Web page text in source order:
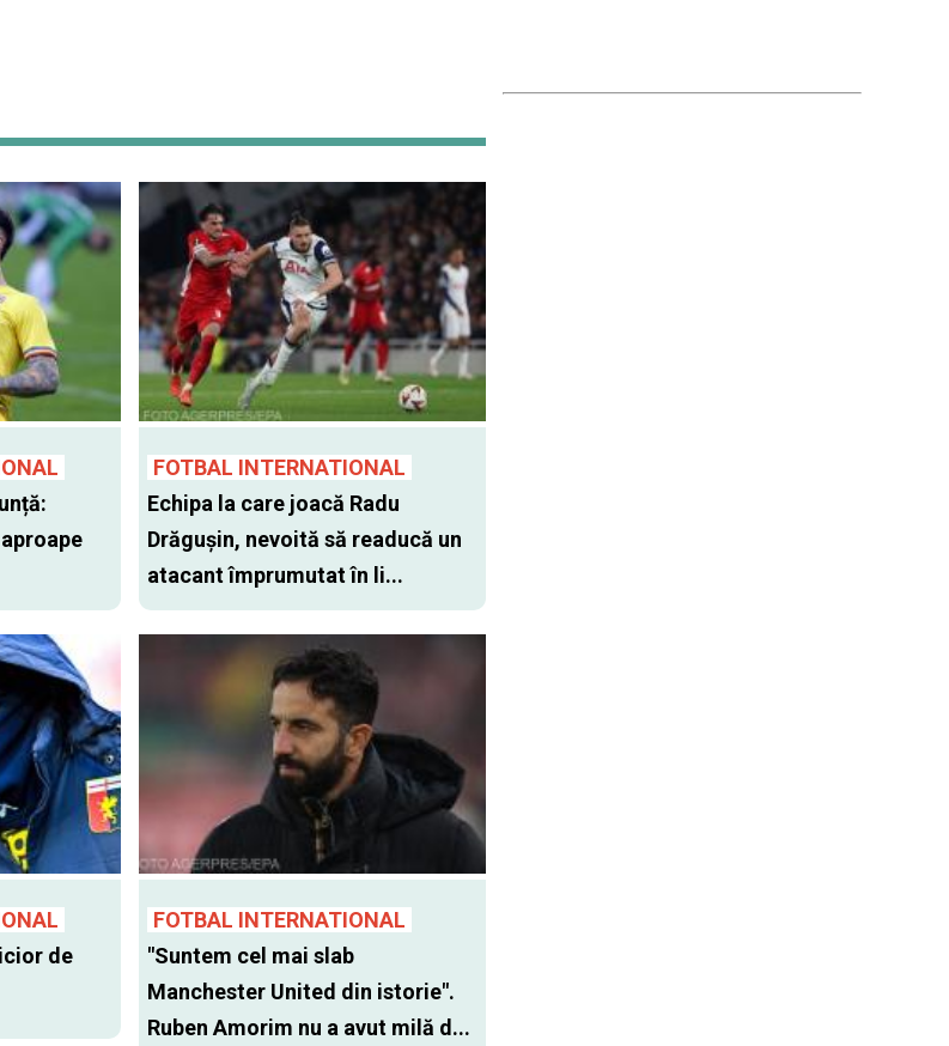
FOTBAL INTERNATIONAL
Echipa la care joacă Radu
Drăgușin, nevoită să readucă un
atacant împrumutat în li...
de
FOTBAL INTERNATIONAL
"Suntem cel mai slab
Manchester United din istorie".
Ruben Amorim nu a avut milă d...